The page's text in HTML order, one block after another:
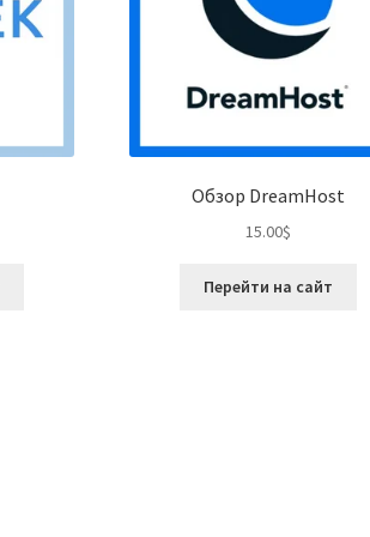
Обзор DreamHost
15.00$
Перейти на сайт